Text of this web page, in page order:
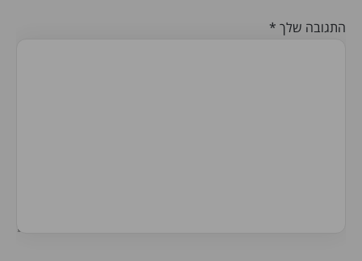
התגובה שלך *